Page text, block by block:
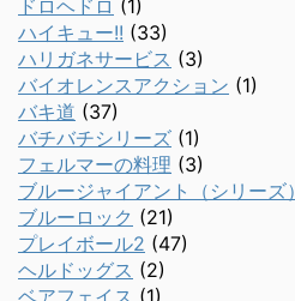
ドロヘドロ (1)
ハイキュー!! (33)
ハリガネサービス (3)
バイオレンスアクション (1)
バキ道 (37)
バチバチシリーズ (1)
フェルマーの料理 (3)
ブルージャイアント（シリーズ）
ブルーロック (21)
プレイボール2 (47)
ヘルドッグス (2)